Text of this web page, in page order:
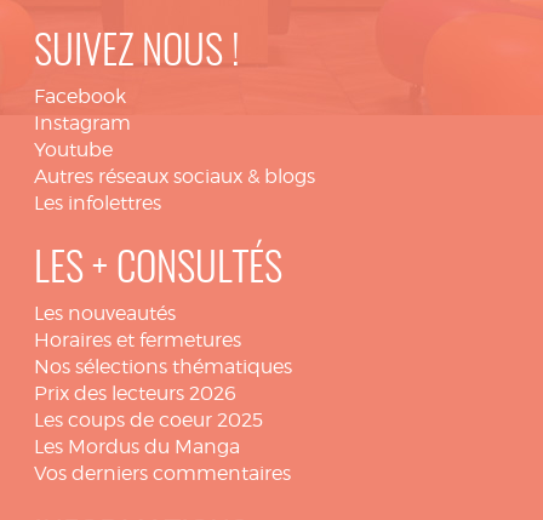
SUIVEZ NOUS !
Facebook
Instagram
Youtube
Autres réseaux sociaux & blogs
Les infolettres
LES + CONSULTÉS
Les nouveautés
Horaires et fermetures
Nos sélections thématiques
Prix des lecteurs 2026
Les coups de coeur 2025
Les Mordus du Manga
Vos derniers commentaires